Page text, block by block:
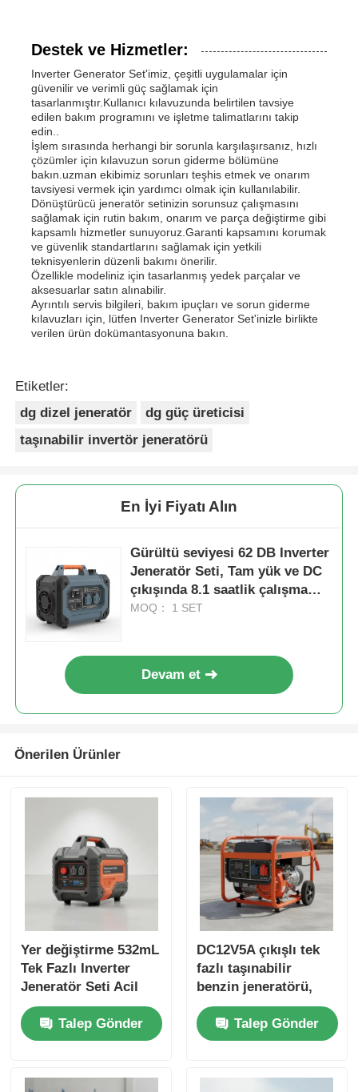
Destek ve Hizmetler:
Inverter Generator Set'imiz, çeşitli uygulamalar için
güvenilir ve verimli güç sağlamak için
tasarlanmıştır.Kullanıcı kılavuzunda belirtilen tavsiye
edilen bakım programını ve işletme talimatlarını takip
edin..
İşlem sırasında herhangi bir sorunla karşılaşırsanız, hızlı
çözümler için kılavuzun sorun giderme bölümüne
bakın.uzman ekibimiz sorunları teşhis etmek ve onarım
tavsiyesi vermek için yardımcı olmak için kullanılabilir.
Dönüştürücü jeneratör setinizin sorunsuz çalışmasını
sağlamak için rutin bakım, onarım ve parça değiştirme gibi
kapsamlı hizmetler sunuyoruz.Garanti kapsamını korumak
ve güvenlik standartlarını sağlamak için yetkili
teknisyenlerin düzenli bakımı önerilir.
Özellikle modeliniz için tasarlanmış yedek parçalar ve
aksesuarlar satın alınabilir.
Ayrıntılı servis bilgileri, bakım ipuçları ve sorun giderme
kılavuzları için, lütfen Inverter Generator Set'inizle birlikte
verilen ürün dokümantasyonuna bakın.
Etiketler:
dg dizel jeneratör
dg güç üreticisi
taşınabilir invertör jeneratörü
En İyi Fiyatı Alın
Gürültü seviyesi 62 DB Inverter
Jeneratör Seti, Tam yük ve DC
çıkışında 8.1 saatlik çalışma
süresini sağlayan mobil
MOQ： 1 SET
Devam et
Önerilen Ürünler
Yer değiştirme 532mL
Tek Fazlı Inverter
Jeneratör Seti Acil
Yedekleme için USB
Şarj Cüzdanı DC5V1A
Enerji Kaynağı ile
Talep Gönder
DC12V5A çıkışlı tek
fazlı taşınabilir
benzin jeneratörü,
açık hava çalışma
alanları ve acil güç
yedekleme için
Talep Gönder